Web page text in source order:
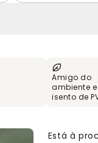
Amigo do
ambiente e
isento de
Está à